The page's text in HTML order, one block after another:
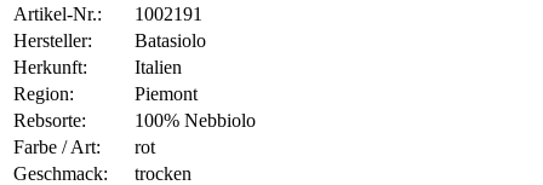
Artikel-Nr.:
1002191
Hersteller:
Batasiolo
Herkunft:
Italien
Region:
Piemont
Rebsorte:
100% Nebbiolo
Farbe / Art:
rot
Geschmack:
trocken